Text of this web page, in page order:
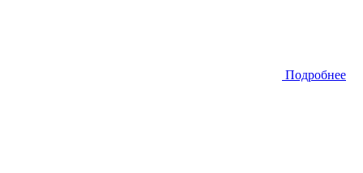
Подробнее